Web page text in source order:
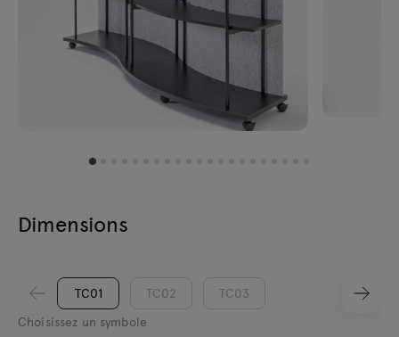
Dimensions
TC01 TC02
TC03
Choisissez un symbole